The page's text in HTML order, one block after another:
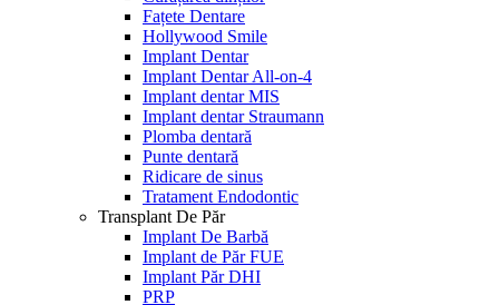
Fațete Dentare
Hollywood Smile
Implant Dentar
Implant Dentar All-on-4
Implant dentar MIS
Implant dentar Straumann
Plomba dentară
Punte dentară
Ridicare de sinus
Tratament Endodontic
Transplant De Păr
Implant De Barbă
Implant de Păr FUE
Implant Păr DHI
PRP